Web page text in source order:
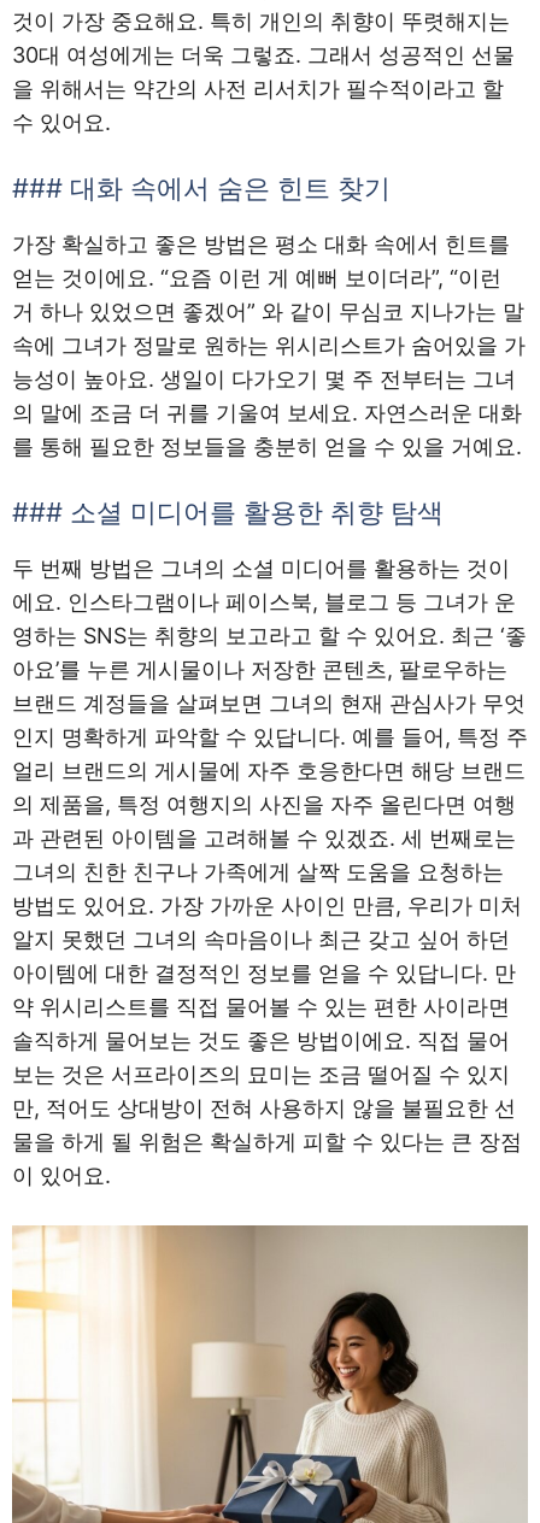
것이 가장 중요해요. 특히 개인의 취향이 뚜렷해지는
30대 여성에게는 더욱 그렇죠. 그래서 성공적인 선물
을 위해서는 약간의 사전 리서치가 필수적이라고 할
수 있어요.
### 대화 속에서 숨은 힌트 찾기
가장 확실하고 좋은 방법은 평소 대화 속에서 힌트를
얻는 것이에요. “요즘 이런 게 예뻐 보이더라”, “이런
거 하나 있었으면 좋겠어” 와 같이 무심코 지나가는 말
속에 그녀가 정말로 원하는 위시리스트가 숨어있을 가
능성이 높아요. 생일이 다가오기 몇 주 전부터는 그녀
의 말에 조금 더 귀를 기울여 보세요. 자연스러운 대화
를 통해 필요한 정보들을 충분히 얻을 수 있을 거예요.
### 소셜 미디어를 활용한 취향 탐색
두 번째 방법은 그녀의 소셜 미디어를 활용하는 것이
에요. 인스타그램이나 페이스북, 블로그 등 그녀가 운
영하는 SNS는 취향의 보고라고 할 수 있어요. 최근 ‘좋
아요’를 누른 게시물이나 저장한 콘텐츠, 팔로우하는
브랜드 계정들을 살펴보면 그녀의 현재 관심사가 무엇
인지 명확하게 파악할 수 있답니다. 예를 들어, 특정 주
얼리 브랜드의 게시물에 자주 호응한다면 해당 브랜드
의 제품을, 특정 여행지의 사진을 자주 올린다면 여행
과 관련된 아이템을 고려해볼 수 있겠죠. 세 번째로는
그녀의 친한 친구나 가족에게 살짝 도움을 요청하는
방법도 있어요. 가장 가까운 사이인 만큼, 우리가 미처
알지 못했던 그녀의 속마음이나 최근 갖고 싶어 하던
아이템에 대한 결정적인 정보를 얻을 수 있답니다. 만
약 위시리스트를 직접 물어볼 수 있는 편한 사이라면
솔직하게 물어보는 것도 좋은 방법이에요. 직접 물어
보는 것은 서프라이즈의 묘미는 조금 떨어질 수 있지
만, 적어도 상대방이 전혀 사용하지 않을 불필요한 선
물을 하게 될 위험은 확실하게 피할 수 있다는 큰 장점
이 있어요.